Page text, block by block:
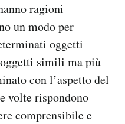
ragioni
un modo per
oggetti
simili ma più
con l’aspetto del
volte rispondono
comprensibile e